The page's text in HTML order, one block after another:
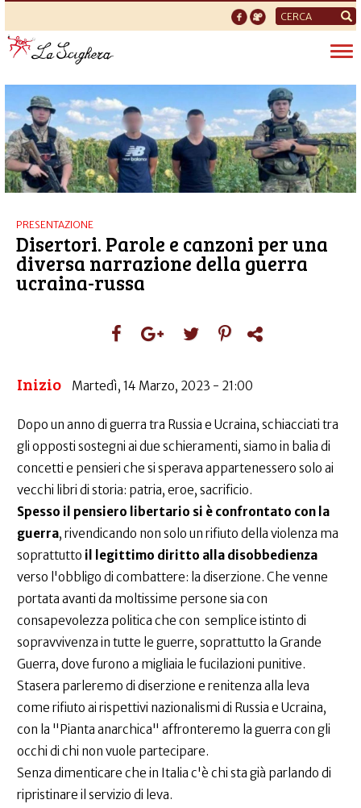
Form
di
ricerca
PRESENTAZIONE
Disertori. Parole e canzoni per una
diversa narrazione della guerra
ucraina-russa
Inizio Martedì, 14 Marzo, 2023 - 21:00
Dopo un anno di guerra tra Russia e Ucraina, schiacciati tra
gli opposti sostegni ai due schieramenti, siamo in balia di
concetti e pensieri che si sperava appartenessero solo ai
vecchi libri di storia: patria, eroe, sacrificio.
Spesso il pensiero libertario si è confrontato con la
guerra, rivendicando non solo un rifiuto della violenza ma
soprattutto il legittimo diritto alla disobbedienza
verso l'obbligo di combattere: la diserzione. Che venne
portata avanti da moltissime persone sia con
consapevolezza politica che con semplice istinto di
sopravvivenza in tutte le guerre, soprattutto la Grande
Guerra, dove furono a migliaia le fucilazioni punitive.
Stasera parleremo di diserzione e renitenza alla leva
come rifiuto ai rispettivi nazionalismi di Russia e Ucraina,
con la "Pianta anarchica" affronteremo la guerra con gli
occhi di chi non vuole partecipare.
Senza dimenticare che in Italia c'è chi sta già parlando di
ripristinare il servizio di leva.